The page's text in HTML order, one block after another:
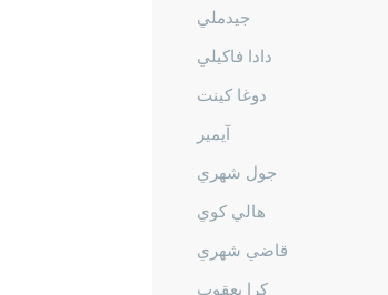
جيدملي
دادا فاكيلي
دوغا كينت
آيمير
جول شهري
هالي كوي
قاضي شهري
كرا يعقوب